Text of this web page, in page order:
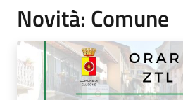
Novità: Comune